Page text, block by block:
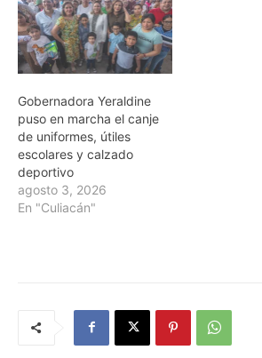
Gobernadora Yeraldine
puso en marcha el canje
de uniformes, útiles
escolares y calzado
deportivo
agosto 3, 2026
En "Culiacán"